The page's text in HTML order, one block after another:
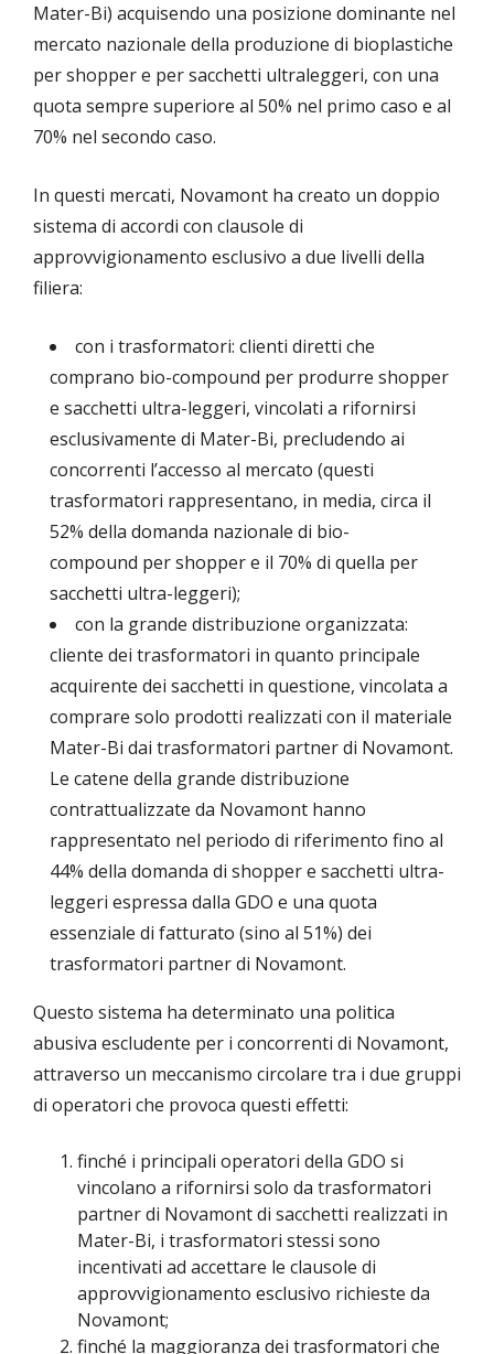
Mater-Bi) acquisendo una posizione dominante nel
mercato nazionale della produzione di bioplastiche
per shopper e per sacchetti ultraleggeri, con una
quota sempre superiore al 50% nel primo caso e al
70% nel secondo caso.
In questi mercati, Novamont ha creato un doppio
sistema di accordi con clausole di
approvvigionamento esclusivo a due livelli della
filiera:
con i trasformatori: clienti diretti che
comprano bio-compound per produrre shopper
e sacchetti ultra-leggeri, vincolati a rifornirsi
esclusivamente di Mater-Bi, precludendo ai
concorrenti l’accesso al mercato (questi
trasformatori rappresentano, in media, circa il
52% della domanda nazionale di bio-
compound per shopper e il 70% di quella per
sacchetti ultra-leggeri);
con la grande distribuzione organizzata:
cliente dei trasformatori in quanto principale
acquirente dei sacchetti in questione, vincolata a
comprare solo prodotti realizzati con il materiale
Mater-Bi dai trasformatori partner di Novamont.
Le catene della grande distribuzione
contrattualizzate da Novamont hanno
rappresentato nel periodo di riferimento fino al
44% della domanda di shopper e sacchetti ultra-
leggeri espressa dalla GDO e una quota
essenziale di fatturato (sino al 51%) dei
trasformatori partner di Novamont.
Questo sistema ha determinato una politica
abusiva escludente per i concorrenti di Novamont,
attraverso un meccanismo circolare tra i due gruppi
di operatori che provoca questi effetti:
finché i principali operatori della GDO si
vincolano a rifornirsi solo da trasformatori
partner di Novamont di sacchetti realizzati in
Mater-Bi, i trasformatori stessi sono
incentivati ad accettare le clausole di
approvvigionamento esclusivo richieste da
Novamont;
finché la maggioranza dei trasformatori che